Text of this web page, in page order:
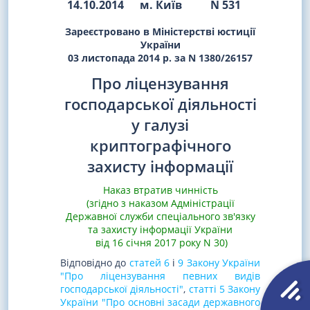
14.10.2014 м. Київ N 531
Зареєстровано в Міністерстві юстиції
України
03 листопада 2014 р. за N 1380/26157
Про ліцензування
господарської діяльності
у галузі
криптографічного
захисту інформації
Наказ втратив чинність
(згідно з наказом Адміністрації
Державної служби спеціального зв'язку
та захисту інформації України
від 16 січня 2017 року N 30)
Відповідно до статей 6і9 Закону України
"Про ліцензування певних видів
господарської діяльності", статті 5 Закону
України "Про основні засади державного